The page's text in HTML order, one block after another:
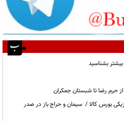
بشناسید
حرم رضا تا شبستان جمکران
فیزیکی بورس کالا / سیمان و حراج باز در صدر